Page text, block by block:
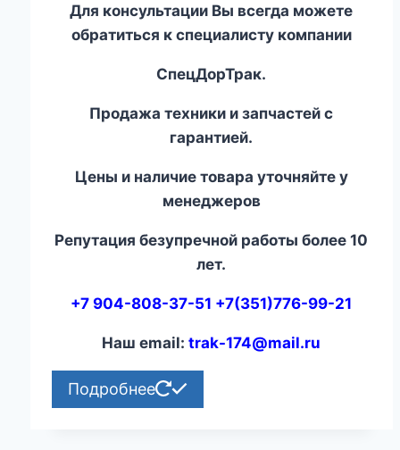
Для консультации Вы всегда можете
обратиться к специалисту компании
СпецДорТрак.
Продажа техники и запчастей с
гарантией.
Цены и наличие товара уточняйте у
менеджеров
Репутация безупречной работы более 10
лет.
+7 904-808-37-51 +7(351)776-99-21
Наш email:trak-174@mail.ru
Подробнее